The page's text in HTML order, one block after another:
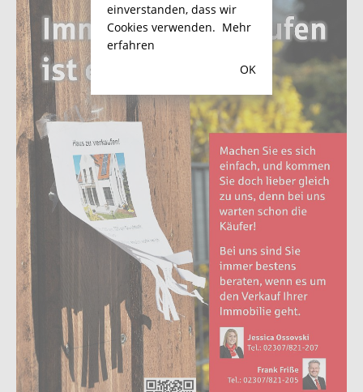
einverstanden, dass wir
Cookies verwenden. Mehr
erfahren
OK